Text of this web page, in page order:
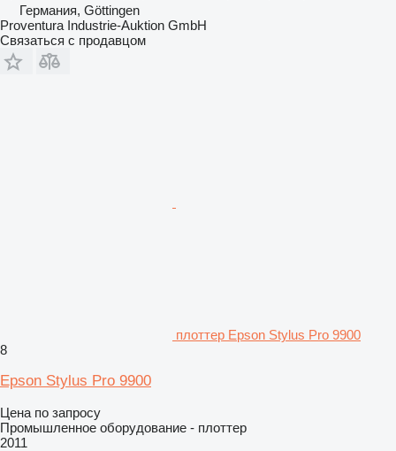
Германия, Göttingen
Proventura Industrie-Auktion GmbH
Связаться с продавцом
плоттер Epson Stylus Pro 9900
8
Epson Stylus Pro 9900
Цена по запросу
Промышленное оборудование - плоттер
2011